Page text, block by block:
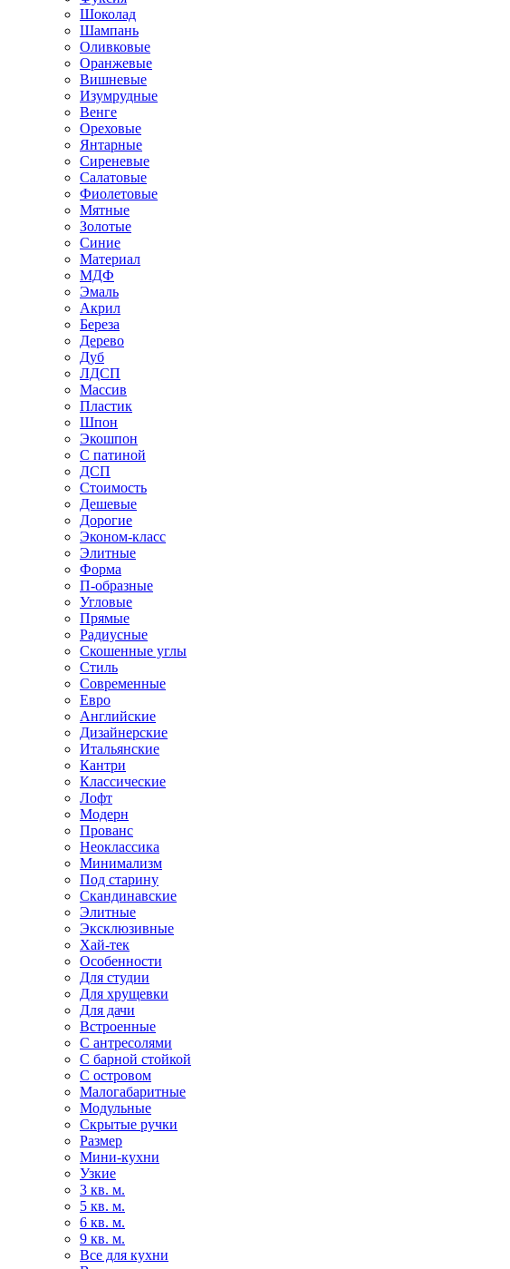
Шоколад
Шампань
Оливковые
Оранжевые
Вишневые
Изумрудные
Венге
Ореховые
Янтарные
Сиреневые
Салатовые
Фиолетовые
Мятные
Золотые
Синие
Материал
МДФ
Эмаль
Акрил
Береза
Дерево
Дуб
ЛДСП
Массив
Пластик
Шпон
Экошпон
С патиной
ДСП
Стоимость
Дешевые
Дорогие
Эконом-класс
Элитные
Форма
П-образные
Угловые
Прямые
Радиусные
Скошенные углы
Стиль
Современные
Евро
Английские
Дизайнерские
Итальянские
Кантри
Классические
Лофт
Модерн
Прованс
Неоклассика
Минимализм
Под старину
Скандинавские
Элитные
Эксклюзивные
Хай-тек
Особенности
Для студии
Для хрущевки
Для дачи
Встроенные
С антресолями
С барной стойкой
С островом
Малогабаритные
Модульные
Скрытые ручки
Размер
Мини-кухни
Узкие
3 кв. м.
5 кв. м.
6 кв. м.
9 кв. м.
Все для кухни